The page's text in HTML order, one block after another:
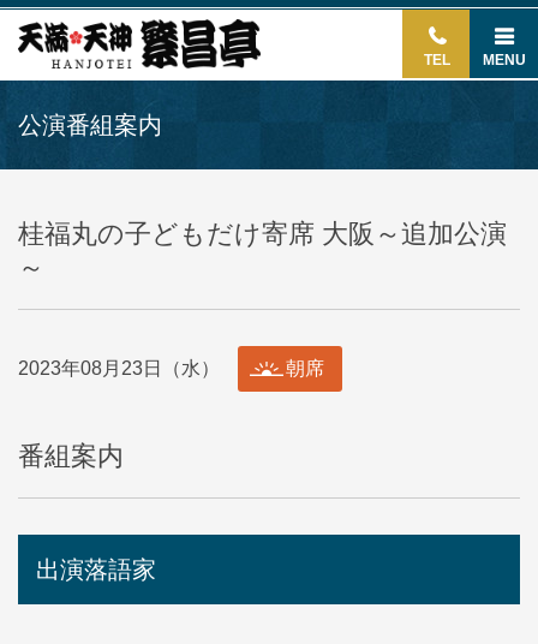
TEL MENU
公演番組案内
桂福丸の子どもだけ寄席 大阪～追加公演
～
2023年08月23日（水） 朝席
番組案内
出演落語家